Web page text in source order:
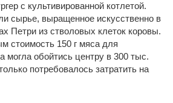
с культивированной котлетой.
сырье, выращенное искусственно в
Петри из стволовых клеток коровы.
стоимость 150 г мяса для
могла обойтись центру в 300 тыс.
потребовалось затратить на